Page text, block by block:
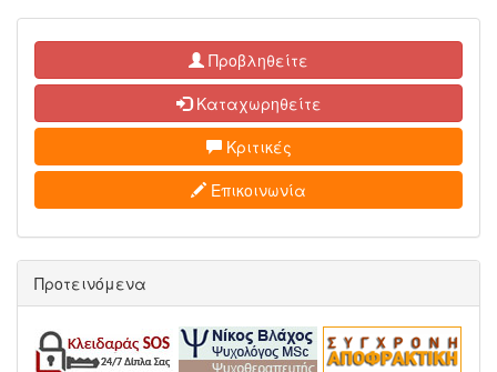
Προβληθείτε
Καταχωρηθείτε
Κριτικές
Επικοινωνία
Προτεινόμενα